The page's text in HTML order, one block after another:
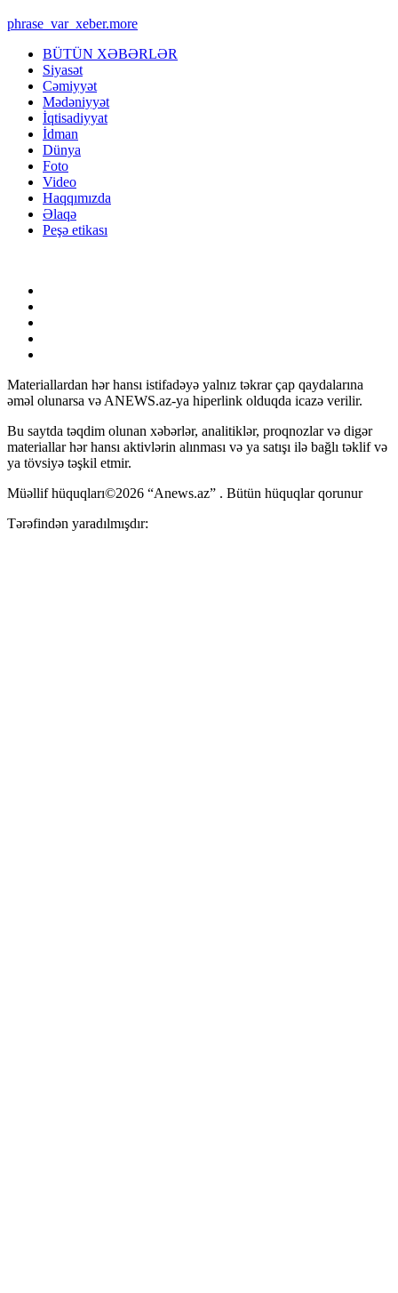
phrase_var_xeber.more
BÜTÜN XƏBƏRLƏR
Siyasət
Cəmiyyət
Mədəniyyət
İqtisadiyyat
İdman
Dünya
Foto
Video
Haqqımızda
Əlaqə
Peşə etikası
Materiallardan hər hansı istifadəyə yalnız təkrar çap qaydalarına
əməl olunarsa və ANEWS.az-ya hiperlink olduqda icazə verilir.
Bu saytda təqdim olunan xəbərlər, analitiklər, proqnozlar və digər
materiallar hər hansı aktivlərin alınması və ya satışı ilə bağlı təklif və
ya tövsiyə təşkil etmir.
Müəllif hüquqları©2026 “Anews.az” . Bütün hüquqlar qorunur
Tərəfindən yaradılmışdır: